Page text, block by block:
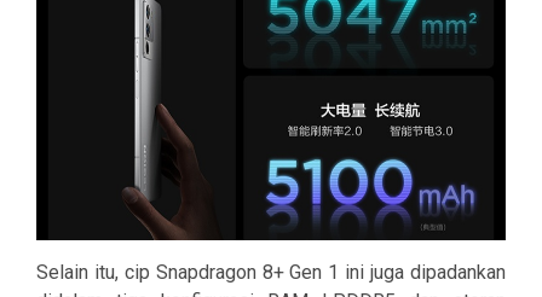
Selain itu, cip Snapdragon 8+ Gen 1 ini juga dipadankan